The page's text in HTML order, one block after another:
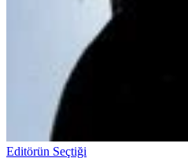
Editörün Seçtiği